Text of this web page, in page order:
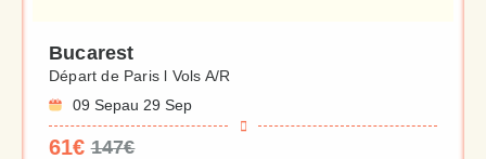
Bucarest
Départ de Paris l Vols A/R
09 Sepau 29 Sep
61€ 147€